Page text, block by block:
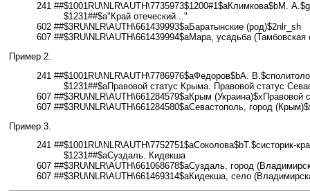
241 ##$1001RU\NLR\AUTH\7735973$1200#1$aКлимкова$bМ.
$1231##$a"Край отеческий..."
602 ##$3RU\NLR\AUTH\661439993$aБаратынские (род)$2nlr_sh
607 ##$3RU\NLR\AUTH\661439994$aМара, усадьба (Тамбовская
Пример 2.
241 ##$1001RU\NLR\AUTH\7786976$aФедоров$bА.
$1231##$aПравовой статус Крыма. Правовой статус
607 ##$3RU\NLR\AUTH\661284579$aКрым (Украина)$xПравовой
607 ##$3RU\NLR\AUTH\661284580$aСевастополь, город
Пример 3.
241 ##$1001RU\NLR\AUTH\7752751$aСоколова$bТ.$cисторик-
$1231##$aСуздаль. Кидекша
607 ##$3RU\NLR\AUTH\661068678$aСуздаль, город
607 ##$3RU\NLR\AUTH\661469314$aКидекша, село